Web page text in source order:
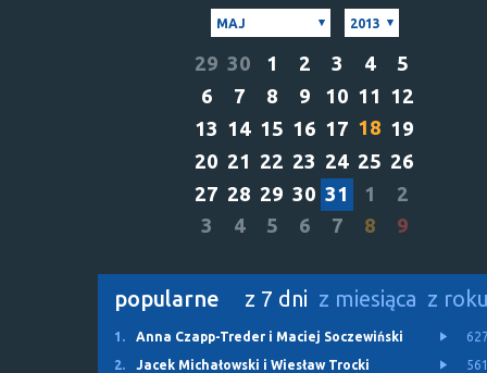
MAJ 2013
29 30 1 2 3 4
5
6
7 8 9 10 11 12
13 14 15 16 17 18 19
20 21 22 23 24 25 26
27 28 29 30 31 1
2
3
4 5 6 7 8 9
popularne z 7 dni z miesiąca z
1. Anna Czapp-Treder i Maciej Soczewiński
2.
Jacek Michałowski i Wiesław Trocki